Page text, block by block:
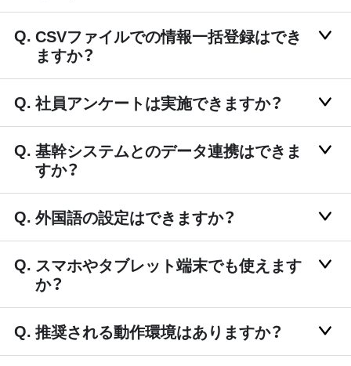
CSVファイルでの情報一括登録はでき
ますか？
社員アンケートは実施できますか？
基幹システムとのデータ連携はできま
すか？
外国語の設定はできますか？
スマホやタブレット端末でも使えます
か？
推奨される動作環境はありますか？